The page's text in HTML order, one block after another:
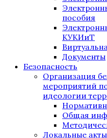
пособия
КУКИиТ
Документы
Безопасность
Организация
мероприятий
идеологии
Общая
Локальные акты